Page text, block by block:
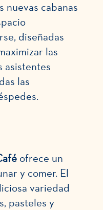
nuevas cabanas
diseñadas
las
asistentes
las
ofrece un
y comer. El
variedad
pasteles y